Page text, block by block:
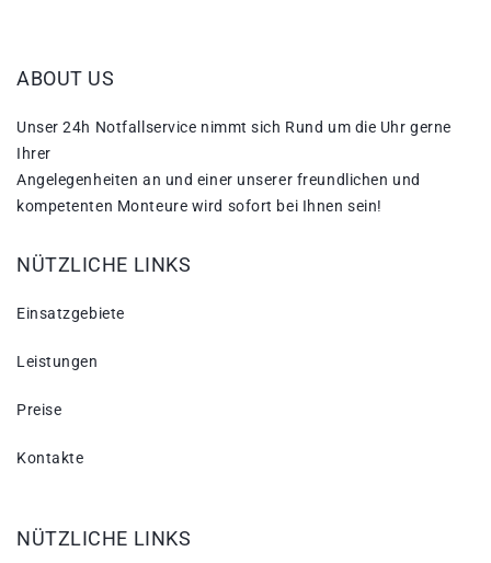
ABOUT US
Unser 24h Notfallservice nimmt sich Rund um die Uhr gerne
Ihrer
Angelegenheiten an und einer unserer freundlichen und
kompetenten Monteure wird sofort bei Ihnen sein!
NÜTZLICHE LINKS
Einsatzgebiete
Leistungen
Preise
Kontakte
NÜTZLICHE LINKS